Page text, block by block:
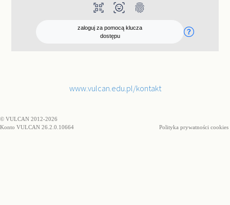
qr_code_scanner ar_on_you fingerprint
zaloguj za pomocą klucza
dostępu
www.vulcan.edu.pl/kontakt
© VULCAN 2012-2026
Konto VULCAN 26.2.0.10664
Polityka prywatności cookies